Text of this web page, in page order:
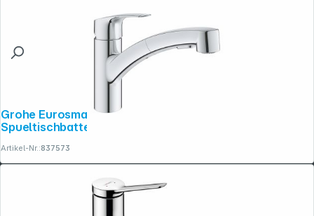
Grohe Eurosmart ausziehbare Einhand-
Spueltischbatterie, 1/2"
Artikel-Nr.:837573